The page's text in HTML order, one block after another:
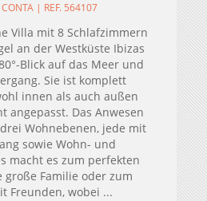
| REF. 564107
Villa mit 8 Schlafzimmern
an der Westküste Ibizas
Blick auf das Meer und
Sie ist komplett
innen als auch außen
angepasst. Das Anwesen
Wohnebenen, jede mit
sowie Wohn- und
macht es zum perfekten
große Familie oder zum
Freunden, wobei ...